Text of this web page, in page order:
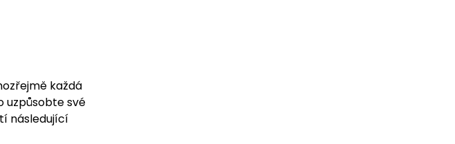
každá
uzpůsobte své
následující